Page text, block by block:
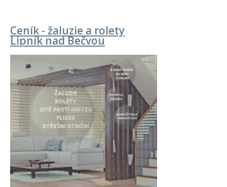
Ceník - žaluzie a rolety
Lipník nad Bečvou